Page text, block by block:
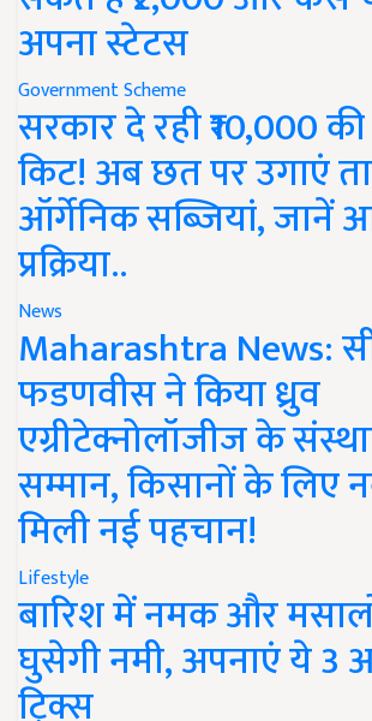
अपना स्टेटस
Government Scheme
सरकार दे रही ₹10,000 की
किट! अब छत पर उगाएं
ऑर्गेनिक सब्जियां, जानें
प्रक्रिया..
News
Maharashtra News:
फडणवीस ने किया ध्रुव
एग्रीटेक्नोलॉजीज के
सम्मान, किसानों के लिए
मिली नई पहचान!
Lifestyle
बारिश में नमक और
घुसेगी नमी, अपनाएं ये 3
ट्रिक्स